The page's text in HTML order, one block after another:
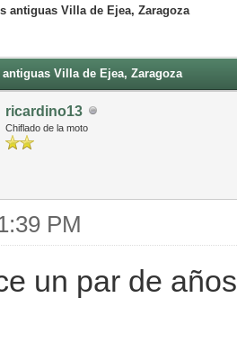
antiguas Villa de Ejea, Zaragoza
antiguas Villa de Ejea, Zaragoza
ricardino13
Chiflado de la moto
PM
un par de